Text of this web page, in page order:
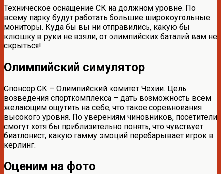
Техническое оснащение СК на должном уровне. По
всему парку будут работать большие широкоугольные
мониторы. Куда бы вы ни отправились, какую бы
клюшку в руки не взяли, от олимпийских баталий вам не
скрыться!
Олимпийский симулятор
Спонсор СК – Олимпийский комитет Чехии. Цель
возведения спорткомплекса – дать возможность всем
желающим ощутить на себе, что такое соревнования
высокого уровня. По уверениям чиновников, посетители
смогут хотя бы приблизительно понять, что чувствует
биатлонист, какую гамму эмоций перебарывает игрок в
керлинг.
Оценим на фото